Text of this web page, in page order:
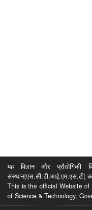
यह विज्ञान और
संस्थान(एस.सी.टी.आई.एम.एस.टी)
This is the official Website of
of Science & Technology,